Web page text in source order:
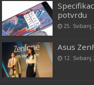
potvrdu
25. Svibanj
Asus
12. Svibanj